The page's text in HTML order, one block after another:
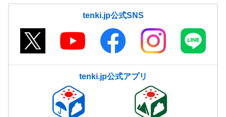
tenki.jp公式SNS
tenki.jp公式アプリ